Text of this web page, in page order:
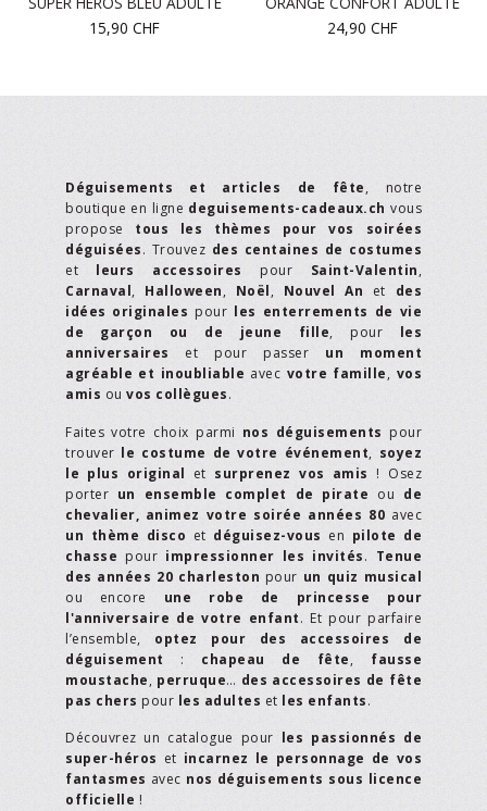
15,90 CHF
24,90 CHF
Déguisements et articles de fête, notre
boutique en ligne deguisements-cadeaux.ch vous
propose tous les thèmes pour vos soirées
déguisées. Trouvez des centaines de costumes
et leurs accessoires pour Saint-Valentin,
Carnaval, Halloween, Noël, Nouvel An et des
idées originales pour les enterrements de vie
de garçon ou de jeune fille, pour les
anniversaires et pour passer un moment
agréable et inoubliable avec votre famille, vos
amis ou vos collègues.
Faites votre choix parmi nos déguisements pour
trouver le costume de votre événement, soyez
le plus original et surprenez vos amis ! Osez
porter un ensemble complet de pirate ou de
chevalier, animez votre soirée années 80 avec
un thème disco et déguisez-vous en pilote de
chasse pour impressionner les invités. Tenue
des années 20 charleston pour un quiz musical
ou encore une robe de princesse pour
l'anniversaire de votre enfant. Et pour parfaire
l’ensemble, optez pour des accessoires de
déguisement : chapeau de fête, fausse
moustache, perruque… des accessoires de fête
pas chers pour les adultes et les enfants.
Découvrez un catalogue pour les passionnés de
super-héros et incarnez le personnage de vos
fantasmes avec nos déguisements sous licence
officielle !